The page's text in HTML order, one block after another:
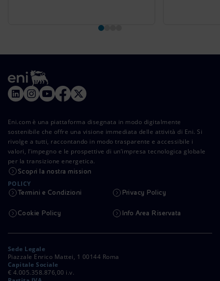
Eni.com è una piattaforma disegnata in modo digitalmente
sostenibile che offre una visione immediata delle attività di Eni. Si
rivolge a tutti, raccontando in modo trasparente e accessibile i
valori, l’impegno e le prospettive di un’impresa tecnologica globale
per la transizione energetica.
Scopri la nostra mission
POLICY
Termini e Condizioni Privacy Policy
Cookie Policy Info Area Riservata
Sede Legale
Piazzale Enrico Mattei, 1 00144 Roma
Capitale Sociale
€ 4.005.358.876,00 i.v.